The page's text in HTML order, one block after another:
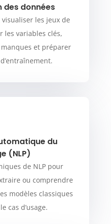
données
les jeux de
les variables clés,
et préparer
du
(NLP)
de NLP pour
ou comprendre
modèles classiques
cas d’usage.